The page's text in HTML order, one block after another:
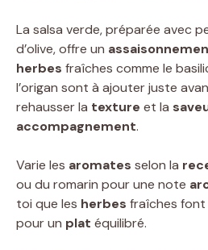
La salsa verde, préparée avec
d’olive, offre un
herbes fraîches comme le
l’origan sont à ajouter juste
rehausser la texture et la
accompagnement.
Varie les aromates selon la
ou du romarin pour une note
toi que les herbes fraîches
pour un plat équilibré.